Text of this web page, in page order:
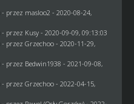
- przez masloo2 - 2020-08-24,
- przez Kusy- 2020-09-09, 09:13:03
- przez Grzechoo- 2020-11-29,
- przez Bedwin1938 - 2021-09-08,
- przez Grzechoo- 2022-04-15,